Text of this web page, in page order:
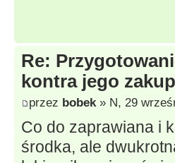
Re:
kontra jego zakup
przez bobek » N, 29
Co do zaprawiana i
środka, ale